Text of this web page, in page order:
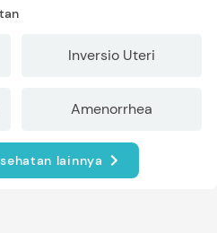
Inversio Uteri
Amenorrhea
lainnya